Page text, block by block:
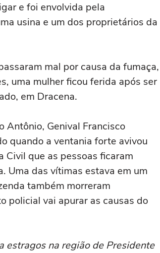
e foi envolvida pela
usina e um dos proprietários da
mal por causa da fumaça,
uma mulher ficou ferida após ser
em Dracena.
Antônio, Genival Francisco
quando a ventania forte avivou
Civil que as pessoas ficaram
Uma das vítimas estava em um
também morreram
policial vai apurar as causas do
estragos na região de Presidente